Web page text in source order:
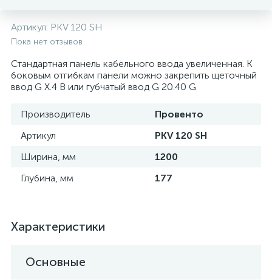
Артикул: PKV 120 SH
Пока нет отзывов
Стандартная панель кабельного ввода увеличенная. К
боковым отгибкам панели можно закрепить щеточный
ввод G X.4 B или губчатый ввод G 20.40 G
Производитель
Провенто
Артикул
PKV 120 SH
Ширина, мм
1200
Глубина, мм
177
Характеристики
Основные